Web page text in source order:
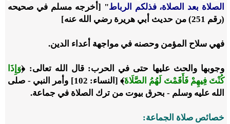
الصلاة بعد الصلاة، فذلكم الرباط" [أخرجه مسلم في صحيحه
(رقم 251) من حديث أبي هريرة
رضي الله عنه]
فهي سلاح المؤمن وحصنه في مواجهة أعداء الدين.
وجوبها والحث عليها حتى في الحرب: قال الله تعالى: ﴿وَإِذَا
كُنْتَ فِيهِمْ فَأَقَمْتَ لَهُمُ الصَّلَاةَ﴾ [النساء: 102] وأمر النبي - صلى
الله عليه وسلم - بحرق بيوت من ترك الصلاة في جماعة.
خصائص صلاة الجماعة: